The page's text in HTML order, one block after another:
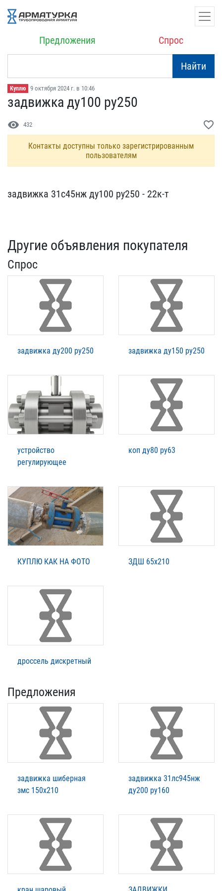
Предложения Спрос
Найти
Куплю 9 октября 2024 г. в 10:46
задвижка ду100 ру250
visibility 432 favorite_border
Контакты доступны только зарегистрированным
пользователям
задвижка 31с45нж ду100 р​у250 - 22к-т
Другие объявления покупателя
Спрос
задвижка ду200 ру250 задвижка ду150 ру250
устройство
регулирующее
коп ду80 ру63
КУПЛЮ КАК НА ФОТО ЗДШ 65х210
дроссель дискретный
Предложения
задвижка шиберная
змс 150х210
задвижка 31лс945нж
ду200 ру160